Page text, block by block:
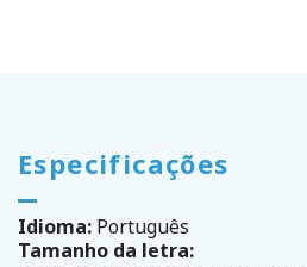
Especificações
Idioma: Português
Tamanho da letra: